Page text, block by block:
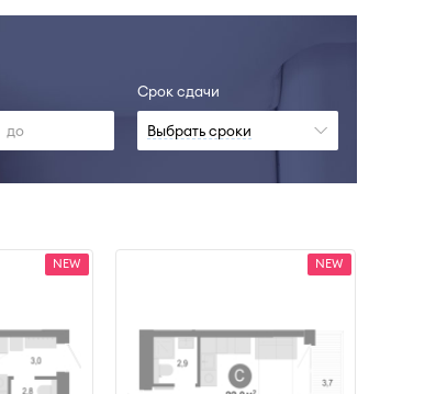
Срок сдачи
Выбрать сроки
NEW NEW